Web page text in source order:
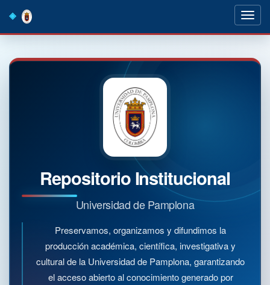
navigation
Repositorio Institucional
Universidad de Pamplona
Preservamos, organizamos y difundimos la
producción académica, científica, investigativa y
cultural de la Universidad de Pamplona, garantizando
el acceso abierto al conocimiento generado por